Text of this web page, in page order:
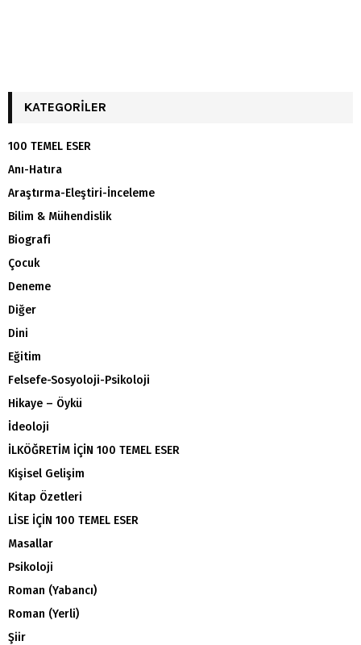
KATEGORILER
100 TEMEL ESER
Anı-Hatıra
Araştırma-Eleştiri-İnceleme
Bilim & Mühendislik
Biografi
Çocuk
Deneme
Diğer
Dini
Eğitim
Felsefe-Sosyoloji-Psikoloji
Hikaye – Öykü
İdeoloji
İLKÖĞRETİM İÇİN 100 TEMEL ESER
Kişisel Gelişim
Kitap Özetleri
LİSE İÇİN 100 TEMEL ESER
Masallar
Psikoloji
Roman (Yabancı)
Roman (Yerli)
Şiir